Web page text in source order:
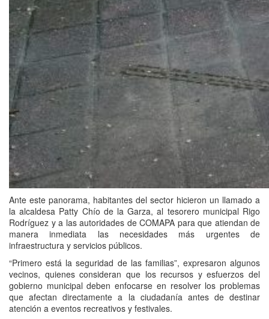
Ante este panorama, habitantes del sector hicieron un llamado a
la alcaldesa Patty Chío de la Garza, al tesorero municipal Rigo
Rodríguez y a las autoridades de COMAPA para que atiendan de
manera inmediata las necesidades más urgentes de
infraestructura y servicios públicos.
“Primero está la seguridad de las familias”, expresaron algunos
vecinos, quienes consideran que los recursos y esfuerzos del
gobierno municipal deben enfocarse en resolver los problemas
que afectan directamente a la ciudadanía antes de destinar
atención a eventos recreativos y festivales.